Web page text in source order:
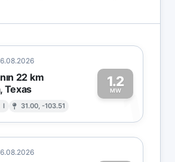
22 km
Texas
I 31.00, -103.51
1.2
MW1